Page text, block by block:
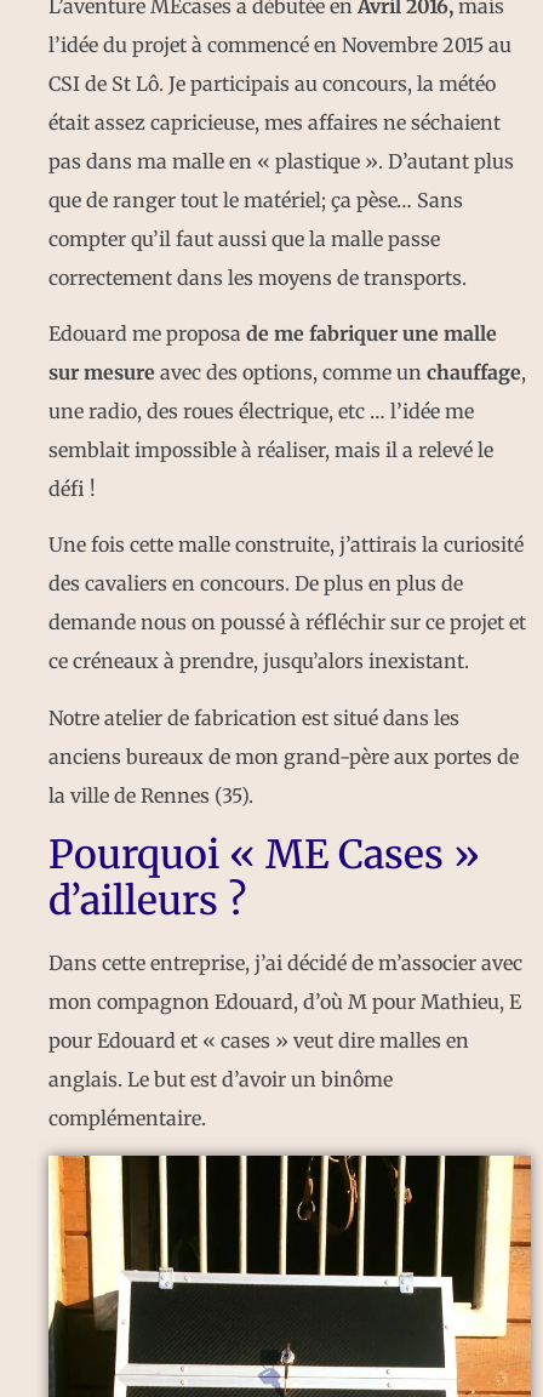
L’aventure MEcases a débutée en Avril 2016, mais
l’idée du projet à commencé en Novembre 2015 au
CSI de St Lô. Je participais au concours, la météo
était assez capricieuse, mes affaires ne séchaient
pas dans ma malle en « plastique ». D’autant plus
que de ranger tout le matériel; ça pèse… Sans
compter qu’il faut aussi que la malle passe
correctement dans les moyens de transports.
Edouard me proposa de me fabriquer une malle
sur mesure avec des options, comme un chauffage,
une radio, des roues électrique, etc … l’idée me
semblait impossible à réaliser, mais il a relevé le
défi !
Une fois cette malle construite, j’attirais la curiosité
des cavaliers en concours. De plus en plus de
demande nous on poussé à réfléchir sur ce projet et
ce créneaux à prendre, jusqu’alors inexistant.
Notre atelier de fabrication est situé dans les
anciens bureaux de mon grand-père aux portes de
la ville de Rennes (35).
Pourquoi « ME Cases »
d’ailleurs ?
Dans cette entreprise, j’ai décidé de m’associer avec
mon compagnon Edouard, d’où M pour Mathieu, E
pour Edouard et « cases » veut dire malles en
anglais. Le but est d’avoir un binôme
complémentaire.